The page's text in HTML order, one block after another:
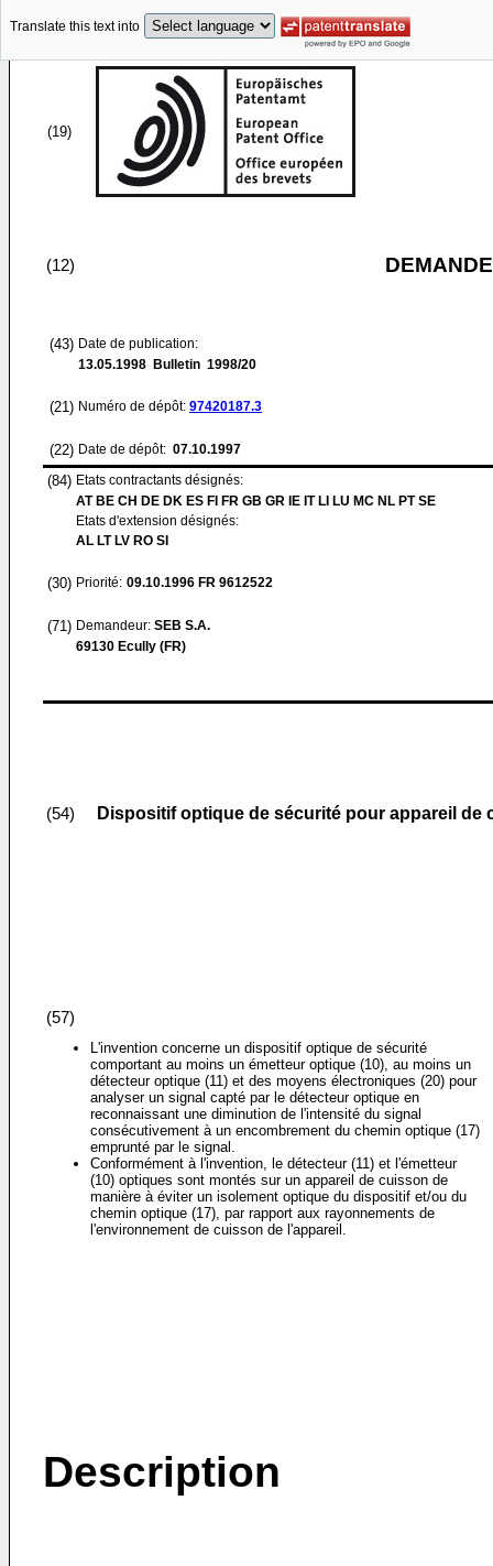
Translate this text into
(19)
(12)
(43) Date de publication:
13.05.1998 Bulletin 1998/20
(21) Numéro de dépôt: 97420187.3
(22) Date de dépôt: 07.10.1997
(84) Etats contractants désignés:
AT BE CH DE DK ES FI FR GB GR IE IT LI LU MC NL PT SE
Etats d'extension désignés:
AL LT LV RO SI
(30) Priorité: 09.10.1996 FR 9612522
(71) Demandeur: SEB S.A.
69130 Ecully (FR)
(54) Dispositif optique de sécurité pour appareil de
(57)
L'invention concerne un dispositif optique de sécurité
comportant au moins un émetteur optique (10), au moins un
détecteur optique (11) et des moyens électroniques (20) pour
analyser un signal capté par le détecteur optique en
reconnaissant une diminution de l'intensité du signal
consécutivement à un encombrement du chemin optique (17)
emprunté par le signal.
Conformément à l'invention, le détecteur (11) et l'émetteur
(10) optiques sont montés sur un appareil de cuisson de
manière à éviter un isolement optique du dispositif et/ou du
chemin optique (17), par rapport aux rayonnements de
l'environnement de cuisson de l'appareil.
Description